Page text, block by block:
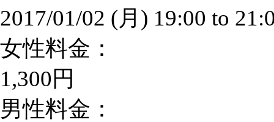
2017/01/02 (月) 19:00 to
女性料金：
1,300円
男性料金：